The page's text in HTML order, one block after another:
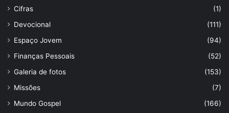
Cifras
(1)
Devocional
(111)
Espaço Jovem
(94)
Finanças Pessoais
(52)
Galeria de fotos
(153)
Missões
(7)
Mundo Gospel
(166)